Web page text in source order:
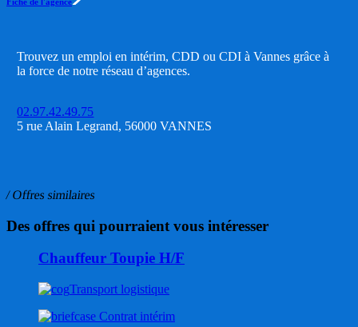
Trouvez un emploi en intérim, CDD ou CDI à Vannes grâce à
la force de notre réseau d’agences.
02.97.42.49.75
5 rue Alain Legrand, 56000 VANNES
/ Offres similaires
Des offres qui pourraient vous intéresser
Chauffeur Toupie H/F
Transport logistique
Contrat intérim